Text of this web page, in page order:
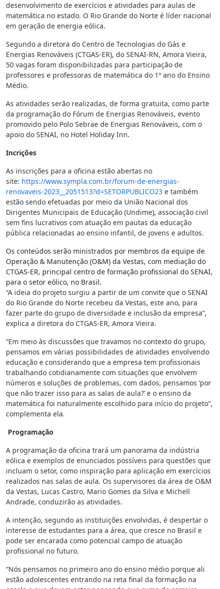
desenvolvimento de exercícios e atividades para aulas de
matemática no estado. O Rio Grande do Norte é líder nacional
em geração de energia eólica.
Segundo a diretora do Centro de Tecnologias do Gás e
Energias Renováveis (CTGAS-ER), do SENAI-RN, Amora Vieira,
50 vagas foram disponibilizadas para participação de
professores e professoras de matemática do 1º ano do Ensino
Médio.
As atividades serão realizadas, de forma gratuita, como parte
da programação do Fórum de Energias Renováveis, evento
promovido pelo Polo Sebrae de Energias Renováveis, com o
apoio do SENAI, no Hotel Holiday Inn.
Incrições
As inscrições para a oficina estão abertas no
site: https://www.sympla.com.br/forum-de-energias-
renovaveis-2023__2051513?d=SETORPUBLICO23 e também
estão sendo efetuadas por meio da União Nacional dos
Dirigentes Municipais de Educação (Undime), associação civil
sem fins lucrativos com atuação em pautas da educação
pública relacionadas ao ensino infantil, de jovens e adultos.
Os conteúdos serão ministrados por membros da equipe de
Operação & Manutenção (O&M) da Vestas, com mediação do
CTGAS-ER, principal centro de formação profissional do SENAI,
para o setor eólico, no Brasil.
“A ideia do projeto surgiu a partir de um convite que o SENAI
do Rio Grande do Norte recebeu da Vestas, este ano, para
fazer parte do grupo de diversidade e inclusão da empresa”,
explica a diretora do CTGAS-ER, Amora Vieira.
“Em meio às discussões que travamos no contexto do grupo,
pensamos em várias possibilidades de atividades envolvendo
educação e considerando que a empresa tem profissionais
trabalhando cotidianamente com situações que envolvem
números e soluções de problemas, com dados, pensamos ‘por
que não trazer isso para as salas de aula?’ e o ensino da
matemática foi naturalmente escolhido para início do projeto”,
complementa ela.
Programação
A programação da oficina trará um panorama da indústria
eólica e exemplos de enunciados possíveis para questões que
incluam o setor, como inspiração para aplicação em exercícios
realizados nas salas de aula. Os supervisores da área de O&M
da Vestas, Lucas Castro, Mario Gomes da Silva e Michell
Andrade, conduzirão as atividades.
A intenção, segundo as instituições envolvidas, é despertar o
interesse de estudantes para a área, que cresce no Brasil e
pode ser encarada como potencial campo de atuação
profissional no futuro.
“Nós pensamos no primeiro ano do ensino médio porque ali
estão adolescentes entrando na reta final da formação na